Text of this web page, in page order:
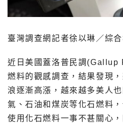
臺灣調查網記者徐以琳／綜
近日美國蓋洛普民調(Gallup
燃料的觀感調查，結果發現
浪逐漸高漲，越來越多美人
氣、石油和煤炭等化石燃料
使用化石燃料一事不甚關心